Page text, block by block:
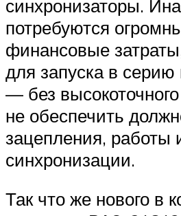
синхронизаторы.
потребуются
финансовые
для запуска в серию
— без
не обеспечить
зацепления, работы
синхронизации.
Так что же нового в